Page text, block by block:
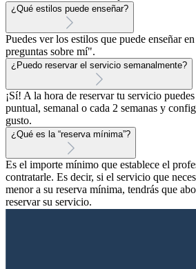
¿Qué estilos puede enseñar?
Puedes ver los estilos que puede enseñar
preguntas sobre mí".
¿Puedo reservar el servicio semanalmente?
¡Sí! A la hora de reservar tu servicio
puntual, semanal o cada 2 semanas y
gusto.
¿Qué es la “reserva mínima”?
Es el importe mínimo que establece el
contratarle. Es decir, si el servicio que
menor a su reserva mínima, tendrás que
reservar su servicio.